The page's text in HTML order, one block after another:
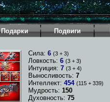
Подарки Подвиги
Сила: 6 (3 + 3)
Ловкость: 6 (3 + 3)
Интуиция: 7 (3 + 4)
Выносливость: 7
Интеллект: 454 (115 + 339)
Мудрость: 150
Духовность: 75